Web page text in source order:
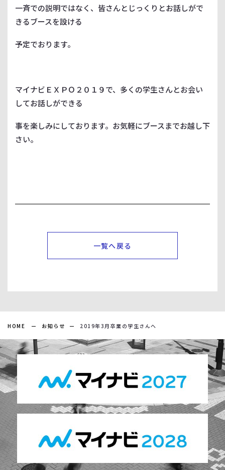
一斉での説明ではなく、皆さんとじっくりとお話しがで
きるブースを設ける
予定でおります。
マイナビＥＸＰＯ２０１９で、多くの学生さんとお会い
してお話しができる
事を楽しみにしております。お気軽にブースまでお越し下
さい。
一覧へ戻る
HOME お知らせ 2019年3月卒業の学生さんへ